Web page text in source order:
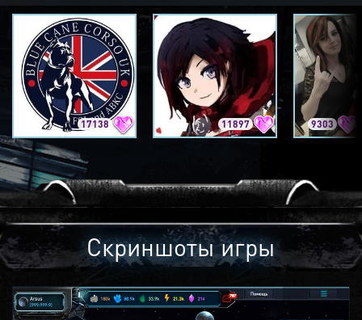
17138 11897 9303
Скриншоты игры